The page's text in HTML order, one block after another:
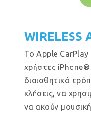
WIRELESS
Το Apple
χρήστες iPhone®
διαισθητικό
κλήσεις, να
να ακούν